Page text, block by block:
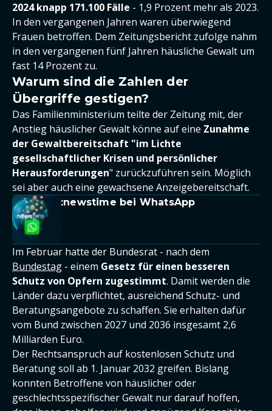
2024 knapp 171.100 Fälle - 1,9 Prozent mehr als 2023.
In den vergangenen Jahren waren überwiegend
Frauen betroffen. Dem Zeitungsbericht zufolge nahm
in den vergangenen fünf Jahren häusliche Gewalt um
fast 14 Prozent zu.
Warum sind die Zahlen der
Übergriffe gestigen?
Das Familienministerium teilte der Zeitung mit, der
Anstieg häuslicher Gewalt könne auf eine Zunahme
der Gewaltbereitschaft "im Lichte
gesellschaftlicher Krisen und persönlicher
Herausforderungen" zurückzuführen sein. Möglich
sei aber auch eine gewachsene Anzeigebereitschaft.
:newstime bei WhatsApp
Im Februar hatte der Bundesrat - nach dem
Bundestag - einem Gesetz für einen besseren
Schutz von Opfern zugestimmt. Damit werden die
Länder dazu verpflichtet, ausreichend Schutz- und
Beratungsangebote zu schaffen. Sie erhalten dafür
vom Bund zwischen 2027 und 2036 insgesamt 2,6
Milliarden Euro.
Der Rechtsanspruch auf kostenlosen Schutz und
Beratung soll ab 1. Januar 2032 greifen. Bislang
konnten Betroffene von häuslicher oder
geschlechtsspezifischer Gewalt nur darauf hoffen,